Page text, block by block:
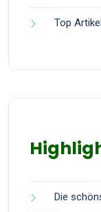
Top Artikel
Die